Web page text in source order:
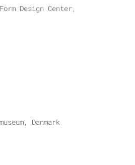
Design Center,
Danmark